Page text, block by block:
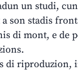
un studi,
son stadis
di mont, e de
di